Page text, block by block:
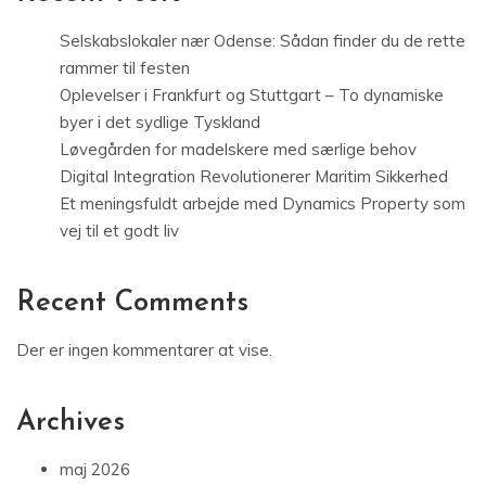
Selskabslokaler nær Odense: Sådan finder du de rette
rammer til festen
Oplevelser i Frankfurt og Stuttgart – To dynamiske
byer i det sydlige Tyskland
Løvegården for madelskere med særlige behov
Digital Integration Revolutionerer Maritim Sikkerhed
Et meningsfuldt arbejde med Dynamics Property som
vej til et godt liv
Recent Comments
Der er ingen kommentarer at vise.
Archives
maj 2026